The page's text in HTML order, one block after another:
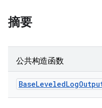
摘要
公共构造函数
BaseLeveledLog